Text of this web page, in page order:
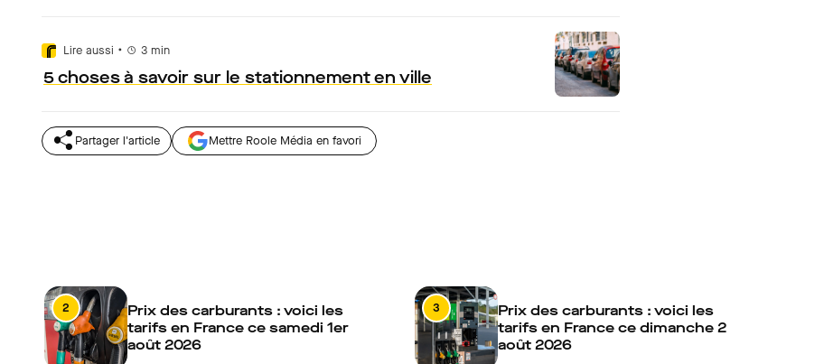
Lire aussi • 3 min
5 choses à savoir sur le stationnement en ville
Partager l'article Mettre Roole Média en favori
2
Prix des carburants : voici les
tarifs en France ce samedi 1er
août 2026
3
Prix des carburants : voici les
tarifs en France ce dimanche 2
août 2026